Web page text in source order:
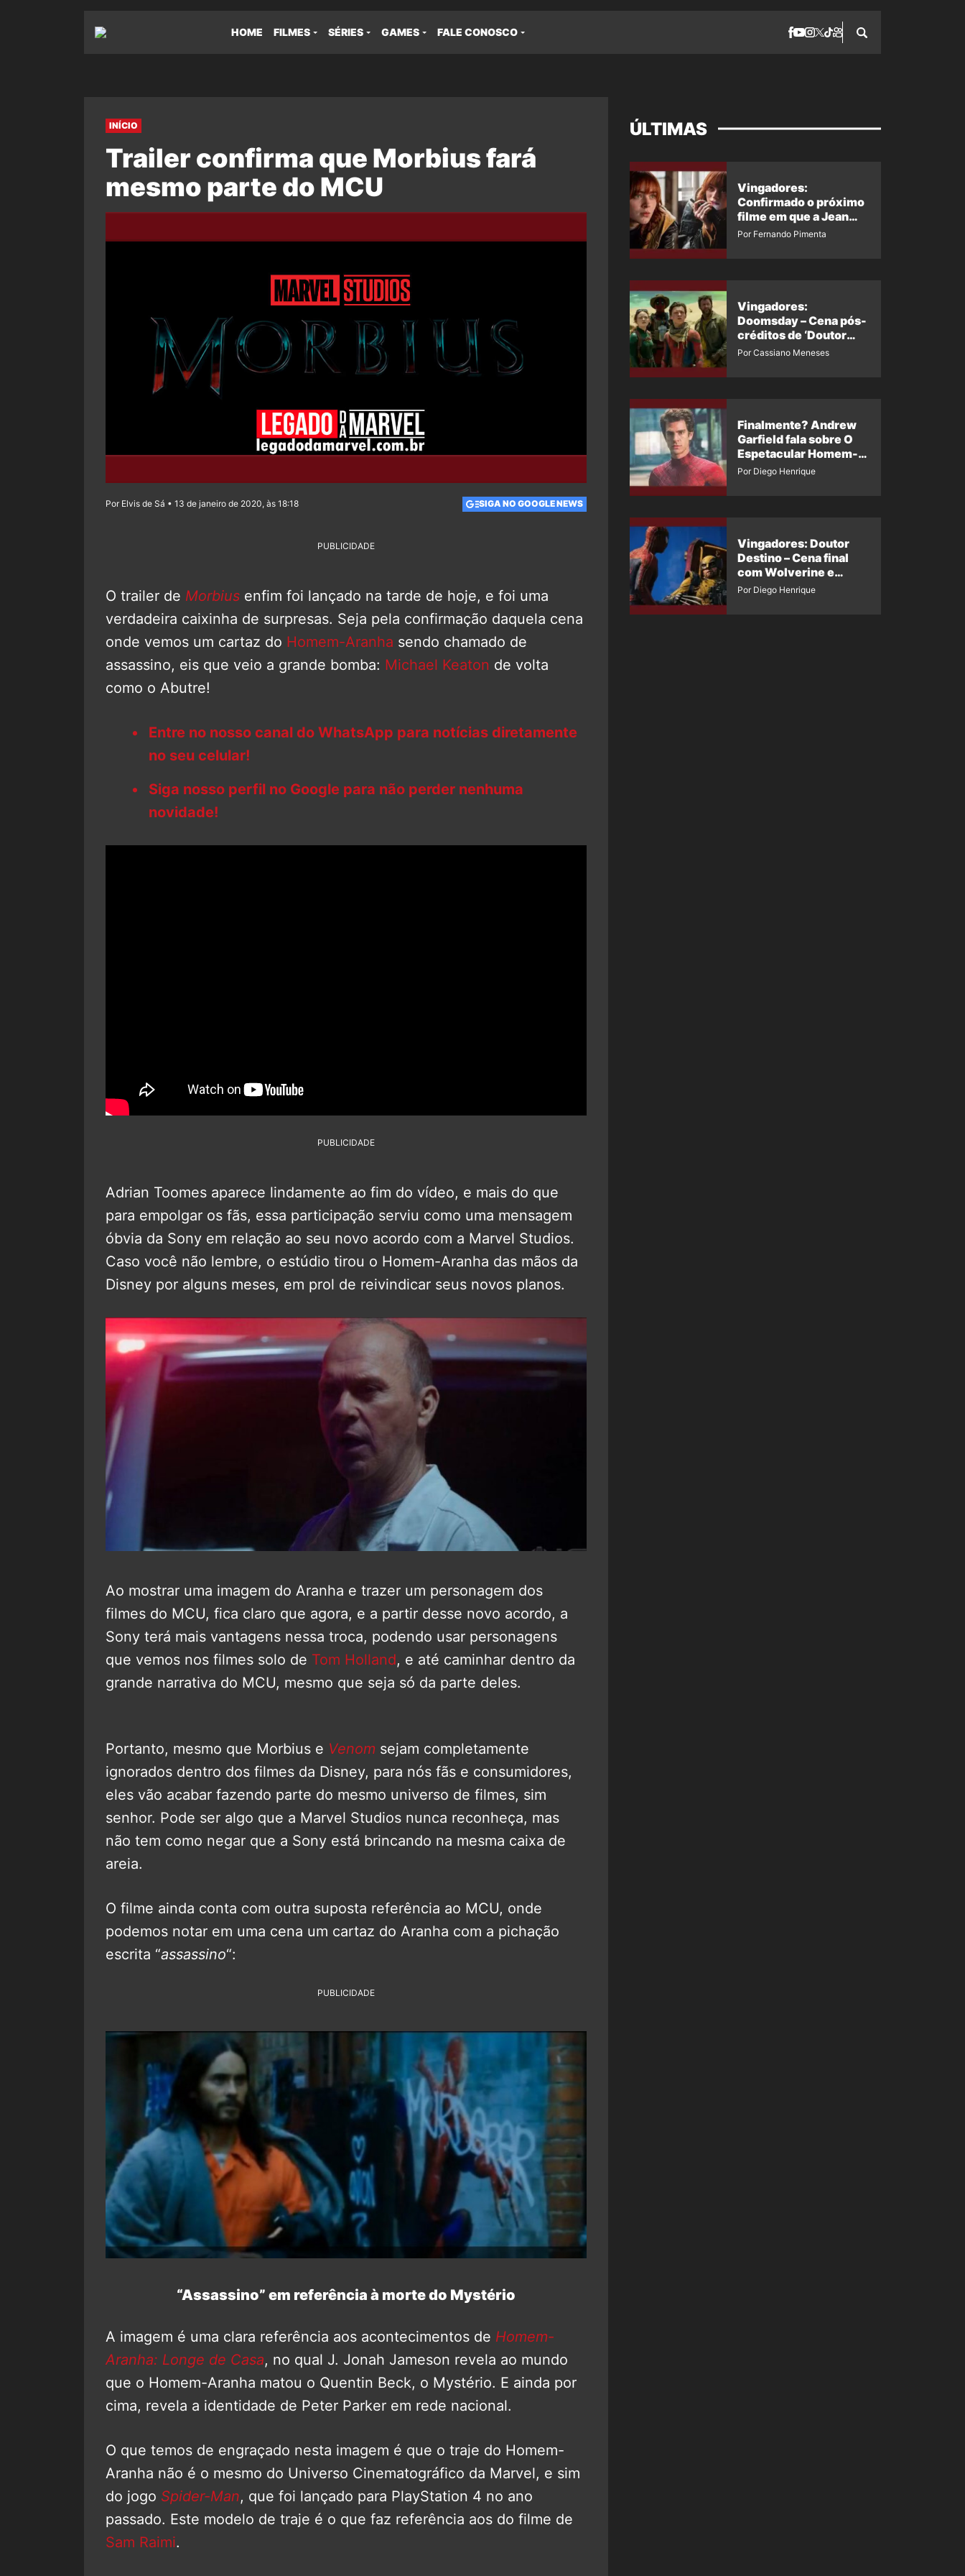
HOME FILMES SÉRIES GAMES FALE CONOSCO
INÍCIO
Trailer confirma que Morbius fará
mesmo parte do MCU
Por Elvis de Sá • 13 de janeiro de 2020, às 18:18 SIGA NO GOOGLE NEWS
PUBLICIDADE
O trailer de Morbius enfim foi lançado na tarde de hoje, e foi uma
verdadeira caixinha de surpresas. Seja pela confirmação daquela cena
onde vemos um cartaz do Homem-Aranha sendo chamado de
assassino, eis que veio a grande bomba: Michael Keaton de volta
como o Abutre!
Entre no nosso canal do WhatsApp para notícias diretamente
no seu celular!
Siga nosso perfil no Google para não perder nenhuma
novidade!
PUBLICIDADE
Adrian Toomes aparece lindamente ao fim do vídeo, e mais do que
para empolgar os fãs, essa participação serviu como uma mensagem
óbvia da Sony em relação ao seu novo acordo com a Marvel Studios.
Caso você não lembre, o estúdio tirou o Homem-Aranha das mãos da
Disney por alguns meses, em prol de reivindicar seus novos planos.
Ao mostrar uma imagem do Aranha e trazer um personagem dos
filmes do MCU, fica claro que agora, e a partir desse novo acordo, a
Sony terá mais vantagens nessa troca, podendo usar personagens
que vemos nos filmes solo de Tom Holland, e até caminhar dentro da
grande narrativa do MCU, mesmo que seja só da parte deles.
Portanto, mesmo que Morbius e Venom sejam completamente
ignorados dentro dos filmes da Disney, para nós fãs e consumidores,
eles vão acabar fazendo parte do mesmo universo de filmes, sim
senhor. Pode ser algo que a Marvel Studios nunca reconheça, mas
não tem como negar que a Sony está brincando na mesma caixa de
areia.
O filme ainda conta com outra suposta referência ao MCU, onde
podemos notar em uma cena um cartaz do Aranha com a pichação
escrita “assassino“:
PUBLICIDADE
“Assassino” em referência à morte do Mystério
A imagem é uma clara referência aos acontecimentos de Homem-
Aranha: Longe de Casa, no qual J. Jonah Jameson revela ao mundo
que o Homem-Aranha matou o Quentin Beck, o Mystério. E ainda por
cima, revela a identidade de Peter Parker em rede nacional.
O que temos de engraçado nesta imagem é que o traje do Homem-
Aranha não é o mesmo do Universo Cinematográfico da Marvel, e sim
do jogo Spider-Man, que foi lançado para PlayStation 4 no ano
passado. Este modelo de traje é o que faz referência aos do filme de
Sam Raimi.
ÚLTIMAS
Vingadores:
Confirmado o próximo
filme em que a Jean
Grey irá aparecer
Por Fernando Pimenta
Vingadores:
Doomsday – Cena pós-
créditos de ‘Doutor
Destino’ é revelada
Por Cassiano Meneses
Finalmente? Andrew
Garfield fala sobre O
Espetacular Homem-
Aranha 3
Por Diego Henrique
Vingadores: Doutor
Destino – Cena final
com Wolverine e
Homem-Aranha de
Por Diego Henrique